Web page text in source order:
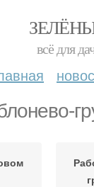
всё для